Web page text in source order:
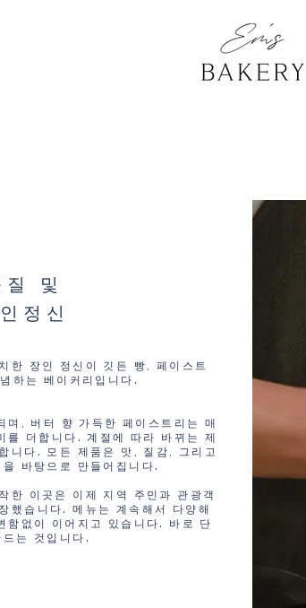
질 및
정신
한 장인 정신이 깃든 빵, 페이스트
하는 베이커리입니다.
며, 버터 향 가득한 페이스트리는 매
를 더합니다. 계절에 따라 바뀌는 제
니다. 모든 제품은 맛, 질감, 그리고
바탕으로 만들어집니다.
한 이곳은 이제 지역 주민과 관광객
했습니다. 메뉴는 계속해서 다양해
함없이 이어지고 있습니다. 바로 단
는 것입니다.